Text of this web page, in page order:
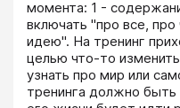
момента: 1 -
включать "про все,
идею". На тренинг
целью что-то
узнать про мир или
тренинга должно быть